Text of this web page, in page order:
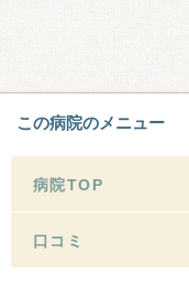
この病院のメニュー
病院TOP
口コミ